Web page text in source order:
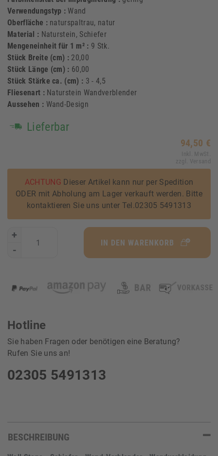
Verwendungstyp :Wand
Oberfläche : naturspaltrau, natur
Material : Naturstein, Schiefer
Mengeneinheit für 1 m² : 9 Stk.
Stück Breite (cm) : 20,00
Stück Länge (cm) : 60,00
Stück Stärke ca. (cm) : 3 - 4,5
Fliesenart : Naturstein Wandverblender
Aussehen : Wand-Design
Lieferbar
94,50 €
Inkl. MwSt.
zzgl. Versand
ACHTUNG Dieser Artikel kann nur per Spedition
ODER mit Abholung am Lager verkauft werden. Bitte
kontaktieren Sie uns unter Tel.02305 5491313
+
-
IN DEN WARENKORB
Hotline
Sie haben Fragen oder benötigen eine Beratung?
Rufen Sie uns an!
02305 5491313
BESCHREIBUNG